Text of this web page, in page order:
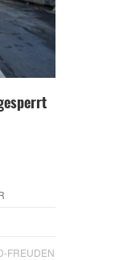
FREUDEN